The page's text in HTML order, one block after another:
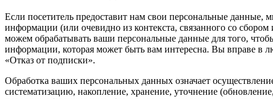
Если посетитель предоставит нам свои персональные данные,
информации (или очевидно из контекста, связанного со
можем обрабатывать ваши персональные данные для того,
информации, которая может быть вам интересна. Вы вправе в
«Отказ от подписки».
Обработка ваших персональных данных означает
систематизацию, накопление, хранение, уточнение